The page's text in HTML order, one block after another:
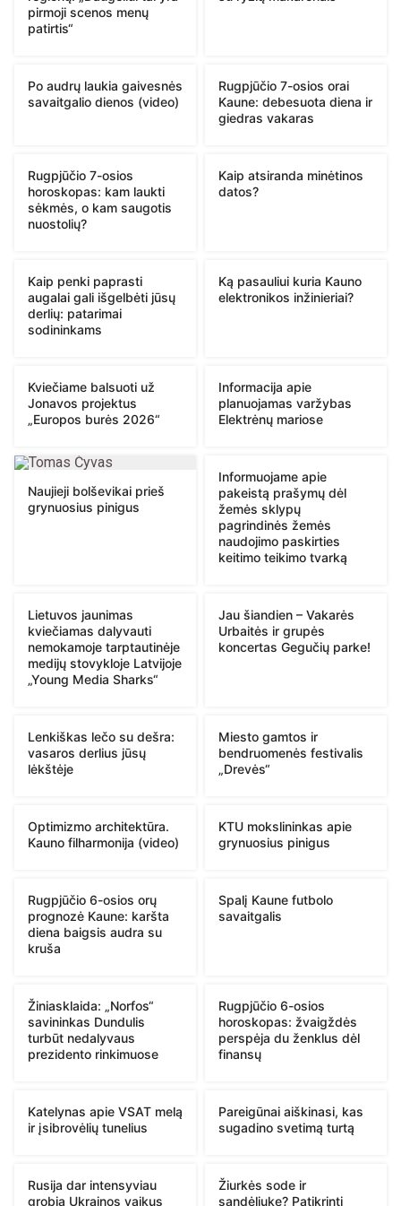
pirmoji scenos menų
patirtis“
Po audrų laukia gaivesnės
savaitgalio dienos (video)
Rugpjūčio 7-osios orai
Kaune: debesuota diena ir
giedras vakaras
Rugpjūčio 7-osios
horoskopas: kam laukti
sėkmės, o kam saugotis
nuostolių?
Kaip atsiranda minėtinos
datos?
Kaip penki paprasti
augalai gali išgelbėti jūsų
derlių: patarimai
sodininkams
Ką pasauliui kuria Kauno
elektronikos inžinieriai?
Kviečiame balsuoti už
Jonavos projektus
„Europos burės 2026“
Informacija apie
planuojamas varžybas
Elektrėnų mariose
Naujieji bolševikai prieš
grynuosius pinigus
Informuojame apie
pakeistą prašymų dėl
žemės sklypų
pagrindinės žemės
naudojimo paskirties
keitimo teikimo tvarką
Lietuvos jaunimas
kviečiamas dalyvauti
nemokamoje tarptautinėje
medijų stovykloje Latvijoje
„Young Media Sharks“
Jau šiandien – Vakarės
Urbaitės ir grupės
koncertas Gegučių parke!
Lenkiškas lečo su dešra:
vasaros derlius jūsų
lėkštėje
Miesto gamtos ir
bendruomenės festivalis
„Drevės“
Optimizmo architektūra.
Kauno filharmonija (video)
KTU mokslininkas apie
grynuosius pinigus
Rugpjūčio 6-osios orų
prognozė Kaune: karšta
diena baigsis audra su
kruša
Spalį Kaune futbolo
savaitgalis
Žiniasklaida: „Norfos“
savininkas Dundulis
turbūt nedalyvaus
prezidento rinkimuose
Rugpjūčio 6-osios
horoskopas: žvaigždės
perspėja du ženklus dėl
finansų
Katelynas apie VSAT melą
ir įsibrovėlių tunelius
Pareigūnai aiškinasi, kas
sugadino svetimą turtą
Rusija dar intensyviau
grobia Ukrainos vaikus
Žiurkės sode ir
sandėliuke? Patikrinti